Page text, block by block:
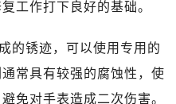
工作打下良好的基础。
的锈迹，可以使用专用的
常具有较强的腐蚀性，使
免对手表造成二次伤害。